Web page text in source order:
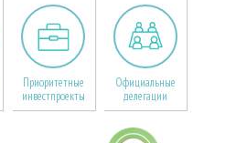
Приоритетные
инвестпроекты
Официальные
делегации